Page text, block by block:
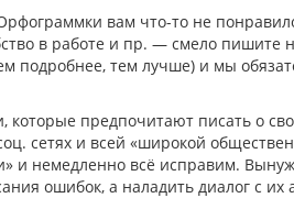
вам что-то не
в работе и пр. — смело пишите
подробнее, тем лучше) и мы
которые предпочитают писать о
сетях и всей «широкой
и немедленно всё исправим.
ошибок, а наладить диалог с